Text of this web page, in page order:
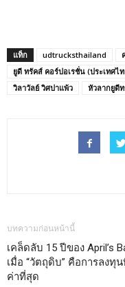
แท็ก udtrucksthailand
ยูดี ทรัคส์ คอร์ปอเรชั่น (ประเทศไ
วิลาวัลย์ วิศปาแพ้ว
หัวลากยูดี
บทความก่อนหน้านี้
เคล็ดลับ 15 ปีของ April’s
เมื่อ “วัตถุดิบ” คือการลงทุ
ค่าที่สุด